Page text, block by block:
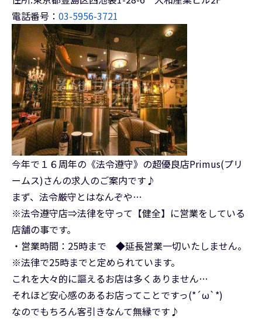
電話番号： 03-5956-3721
今年で１６周年の《法令遵守》の超優良店Primus(プリ
ームス)さんの求人のご案内です♪
まず、法令厳守とはなんぞや…
※法令遵守店⇒法律を守って【健全】に営業をしている
店舗の事です。
・営業時間：25時まで ◆延長営業一切いたしません。
※法律で25時までと定められています。
これを大々的に謳えるお店は多くありません…
それほど安心感のあるお店ってことですっ(*´ω`*)
なのでもちろん客引きなんて無縁です♪